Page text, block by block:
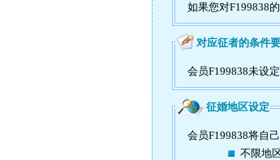
如果您对F199838
对应征者的条件
会员F199838未设
征婚地区设定
会员F199838将自
不限地